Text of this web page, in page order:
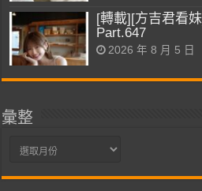
[轉載][方吉君看
Part.647
2026 年 8 月 5 日
彙整
彙